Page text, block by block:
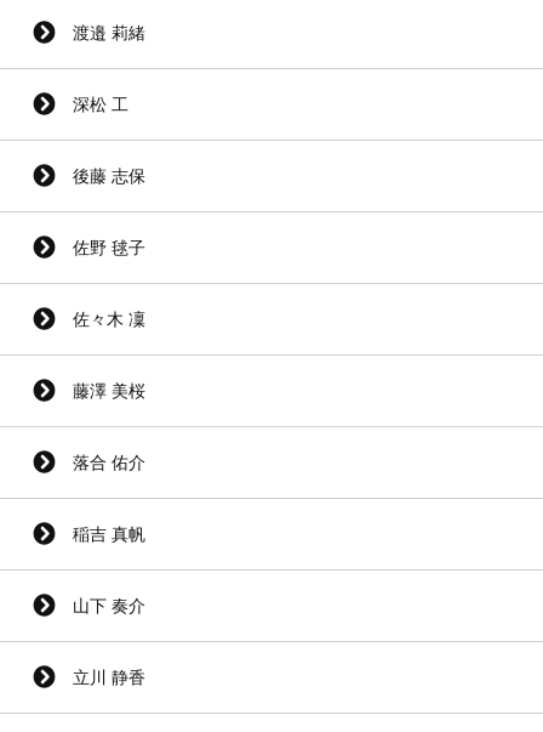
渡邉 莉緒
深松 工
後藤 志保
佐野 毬子
佐々木 凜
藤澤 美桜
落合 佑介
稲吉 真帆
山下 奏介
立川 静香